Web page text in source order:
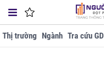
Thị trường Ngành Tra cứu GD